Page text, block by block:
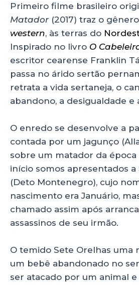
a
ts
A
p
p
c
e
b
o
o
k
k
e
dI
n
a
re
Primeiro filme brasileiro
Matador (2017) traz o
western, às terras do
Inspirado no livro O
escritor cearense Franklin
passa no árido sertão
retrata a vida sertaneja, o
abandono, a desigualdade e
O enredo se desenvolve a
contada por um jagunço
sobre um matador da época
início somos apresentados a
(Deto Montenegro), cujo
nascimento era Januário,
chamado assim após
assassinos de seu irmão.
O temido Sete Orelhas uma
um bebê abandonado no
ser atacado por um animal e